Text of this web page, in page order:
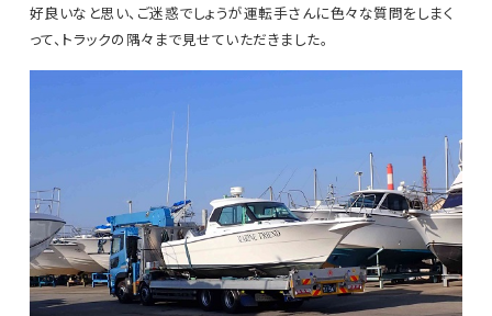
好良いなと思い、ご迷惑でしょうが運転手さんに色々な質問をしまく
って、トラックの隅々まで見せていただきました。